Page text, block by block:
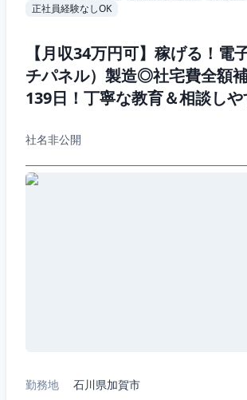
正社員経験なしOK
【月収34万円可】稼げる！電
チパネル）製造◎社宅費全額
139日！丁寧な教育＆相談しや
社名非公開
勤務地 石川県加賀市